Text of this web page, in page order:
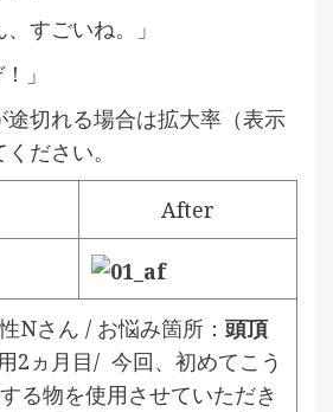
すごいね。」
」
途切れる場合は拡大率（表示
ださい。
After
Nさん / お悩み箇所： 頭頂
2ヵ月目/ 今回、初めてこう
る物を使用させていただき